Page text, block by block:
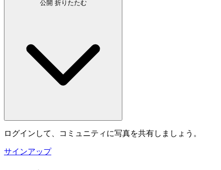
公開 折りたたむ
ログインして、コミュニティに写真を共有しましょう。
サインアップ